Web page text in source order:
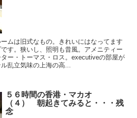
ームは旧式なもの。きれいにはなってます
す。狭いし、照明も昔風。アメニティー
ー・トーマス・ロス。executiveの部屋が
乱立気味の上海の高...
５６時間の香港・マカオ
（４） 朝起きてみると・・・残
念